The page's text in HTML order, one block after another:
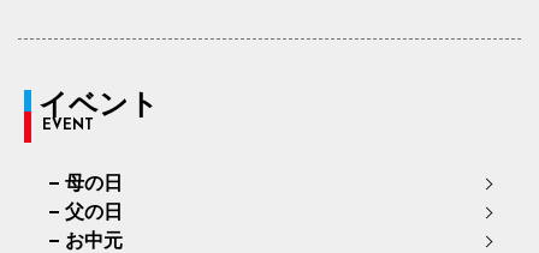
イベント
EVENT
母の日
父の日
お中元